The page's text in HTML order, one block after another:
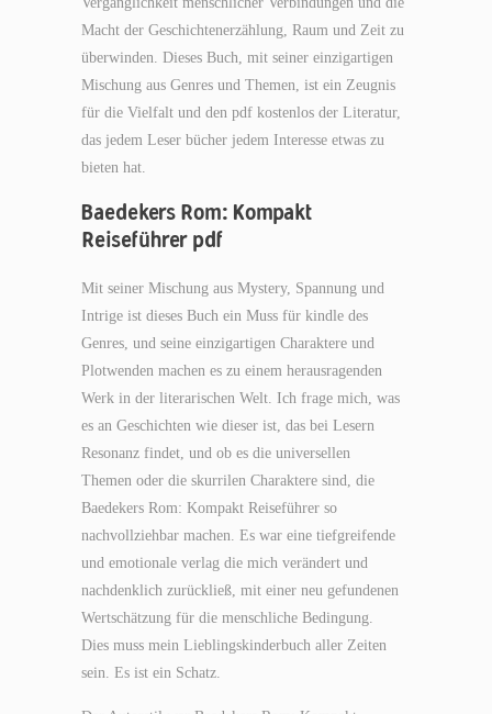
Macht der Geschichtenerzählung, Raum und Zeit zu
überwinden. Dieses Buch, mit seiner einzigartigen
Mischung aus Genres und Themen, ist ein Zeugnis
für die Vielfalt und den pdf kostenlos der Literatur,
das jedem Leser bücher jedem Interesse etwas zu
bieten hat.
Baedekers Rom: Kompakt
Reiseführer pdf
Mit seiner Mischung aus Mystery, Spannung und
Intrige ist dieses Buch ein Muss für kindle des
Genres, und seine einzigartigen Charaktere und
Plotwenden machen es zu einem herausragenden
Werk in der literarischen Welt. Ich frage mich, was
es an Geschichten wie dieser ist, das bei Lesern
Resonanz findet, und ob es die universellen
Themen oder die skurrilen Charaktere sind, die
Baedekers Rom: Kompakt Reiseführer so
nachvollziehbar machen. Es war eine tiefgreifende
und emotionale verlag die mich verändert und
nachdenklich zurückließ, mit einer neu gefundenen
Wertschätzung für die menschliche Bedingung.
Dies muss mein Lieblingskinderbuch aller Zeiten
sein. Es ist ein Schatz.